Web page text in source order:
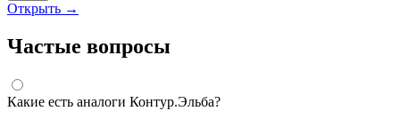
Открыть →
Частые вопросы
Какие есть аналоги Контур.Эльба?